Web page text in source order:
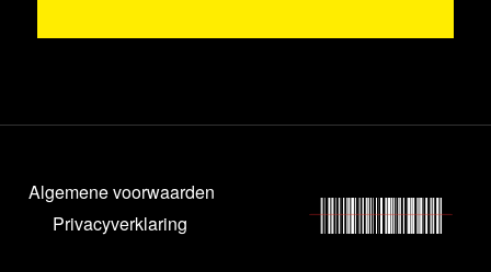
Algemene voorwaarden
Privacyverklaring